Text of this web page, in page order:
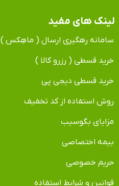
لینک های مفید
سامانه رهگیری ارسال ( ماهِکس )
خرید قسطی ( رزرو کالا )
خرید قسطی دیجی پی
روش استفاده از کد تخفیف
مزایای بگوسیب
بیمه اختصاصی
حریم خصوصی
قوانین و شرایط استفاده